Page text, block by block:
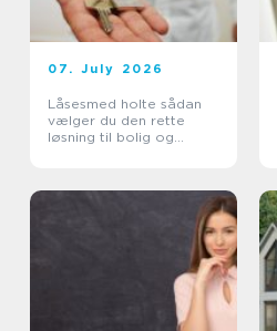
07. July 2026
Låsesmed holte sådan
vælger du den rette
løsning til bolig og